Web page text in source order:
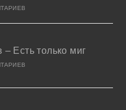
Есть только миг